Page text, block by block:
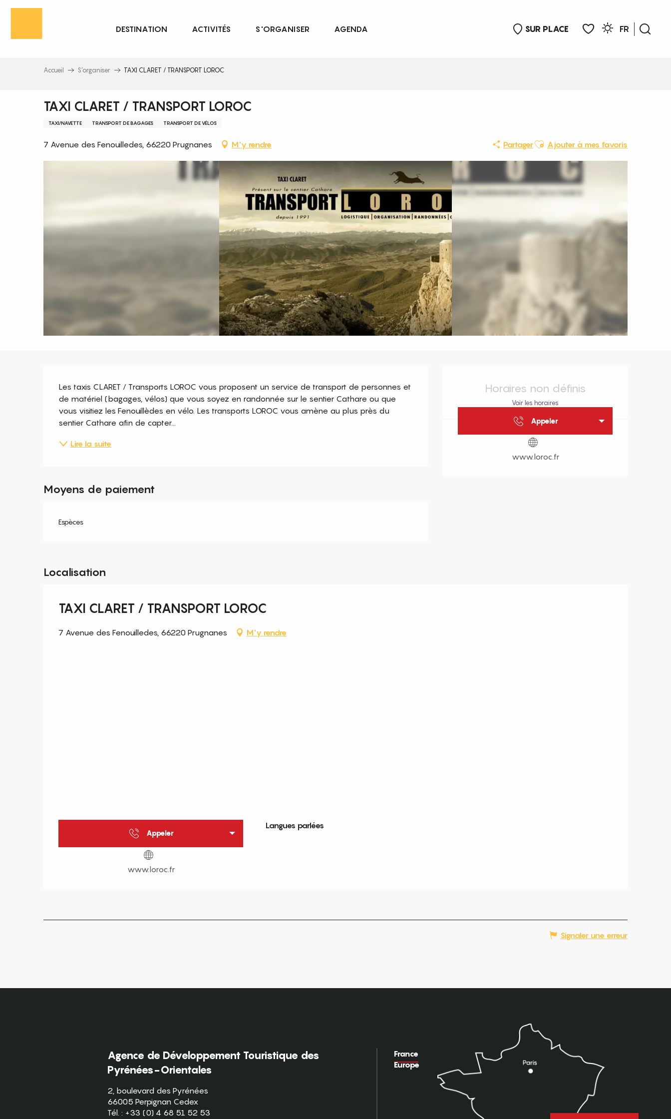
Aller
principal
SUR PLACE
FR
DESTINATION ACTIVITÉS S'ORGANISER AGENDA
Accueil S’organiser TAXI CLARET / TRANSPORT LOROC
TAXI CLARET / TRANSPORT LOROC
TAXI/NAVETTE TRANSPORT DE BAGAGES TRANSPORT DE VÉLOS
7 Avenue des Fenouilledes, 66220 Prugnanes M'y rendre PartagerAjouter aux favoris
Ajouter à mes favoris
Ouverture et coordonnées
Horaires non définis
Voir les horaires
Appeler
www.loroc.fr
Les taxis CLARET / Transports LOROC vous proposent un service de transport de personnes et
de matériel (bagages, vélos) que vous soyez en randonnée sur le sentier Cathare ou que
vous visitiez les Fenouillèdes en vélo. Les transports LOROC vous amène au plus près du
sentier Cathare afin de capter...
Lire la suite
Moyens de paiement
Espèces
Localisation
TAXI CLARET / TRANSPORT LOROC
7 Avenue des Fenouilledes, 66220 Prugnanes M'y rendre
Appeler
www.loroc.fr
Langues parlées
Langues parlées
Signaler une erreur
Agence de Développement Touristique des
Pyrénées-Orientales
2, boulevard des Pyrénées
66005 Perpignan Cedex
Tél. : +33 (0) 4 68 51 52 53
France
Europe